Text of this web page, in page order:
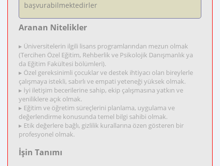
başvurabilmektedirler
Aranan Nitelikler
▸ Üniversitelerin ilgili lisans programlarından mezun olmak
(Tercihen Özel Eğitim, Rehberlik ve Psikolojik Danışmanlık ya
da Eğitim Fakültesi bölümleri).
▸ Özel gereksinimli çocuklar ve destek ihtiyacı olan bireylerle
çalışmaya istekli, sabırlı ve empati yeteneği yüksek olmak.
▸ İyi iletişim becerilerine sahip, ekip çalışmasına yatkın ve
yeniliklere açık olmak.
▸ Eğitim ve öğretim süreçlerini planlama, uygulama ve
değerlendirme konusunda temel bilgi sahibi olmak.
▸ Etik değerlere bağlı, gizlilik kurallarına özen gösteren bir
profesyonel olmak.
İşin Tanımı